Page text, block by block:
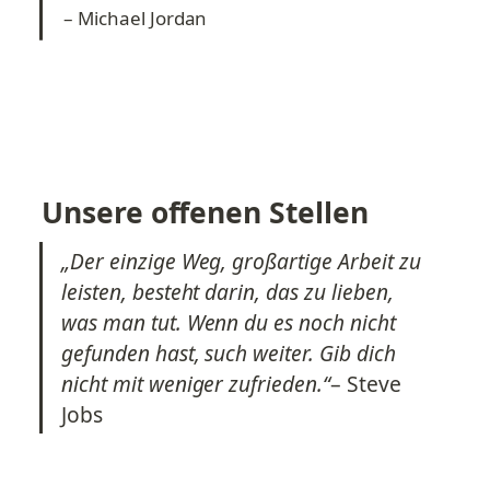
– Michael Jordan
Unsere offenen Stellen
„Der einzige Weg, großartige Arbeit zu
leisten, besteht darin, das zu lieben,
was man tut. Wenn du es noch nicht
gefunden hast, such weiter. Gib dich
nicht mit weniger zufrieden.“– Steve
Jobs